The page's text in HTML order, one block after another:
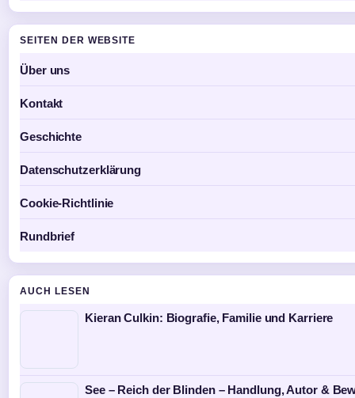
SEITEN DER WEBSITE
Über uns
Kontakt
Geschichte
Datenschutzerklärung
Cookie-Richtlinie
Rundbrief
AUCH LESEN
Kieran Culkin: Biografie, Familie und Karriere
See – Reich der Blinden – Handlung, Autor &